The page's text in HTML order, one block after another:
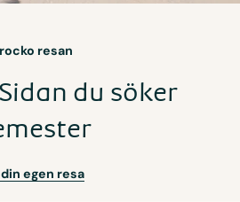
resan
du söker
egen resa